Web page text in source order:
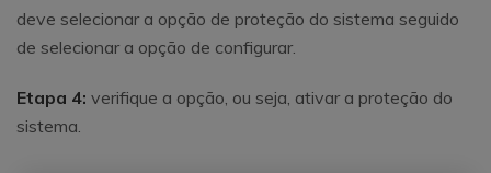
deve selecionar a opção de proteção do sistema seguido
de selecionar a opção de configurar.
Etapa 4: verifique a opção, ou seja, ativar a proteção do
sistema.